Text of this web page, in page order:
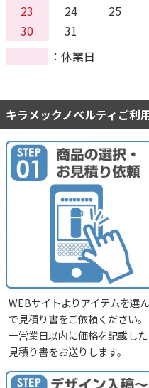
23
24 25
30
31
休業日
キラメックノベルティご利
WEBサイトよりアイテムを選ん
で見積り書をご依頼ください。
一営業日以内に価格を記載した
見積り書をお送りします。